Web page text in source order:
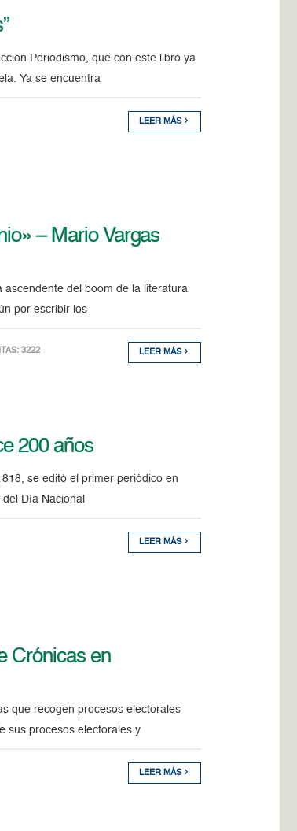
Periodismo, que con este libro ya
Ya se encuentra
LEER MÁS
– Mario Vargas
del boom de la literatura
por escribir los
3222 LEER MÁS
200 años
se editó el primer periódico en
Día Nacional
LEER MÁS
Crónicas en
que recogen procesos electorales
sus procesos electorales y
LEER MÁS